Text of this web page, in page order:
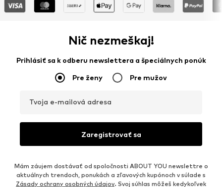
Nič nezmeškaj!
Prihlásiť sa k odberu newslettera a špeciálnych ponúk
Pre ženy Pre mužov
Tvoja e-mailová adresa
Zaregistrovať sa
Mám záujem dostávať od spoločnosti ABOUT YOU newslettre o
aktuálnych trendoch, ponukách a zľavových kupónoch v súlade s
Zásady ochrany osobných údajov. Svoj súhlas môžeš kedykoľvek